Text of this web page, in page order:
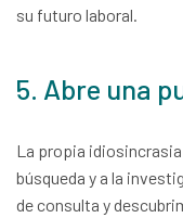
su futuro laboral.
5. Abre una
La propia
búsqueda y a la
de consulta y